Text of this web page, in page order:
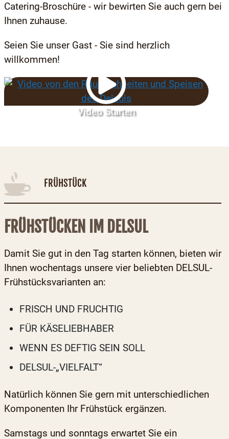
Catering-Broschüre - wir bewirten Sie auch gern bei
Ihnen zuhause.
Seien Sie unser Gast - Sie sind herzlich
willkommen!
Video Starten
FRÜHSTÜCK
FRÜHSTÜCKEN IM DELSUL
Damit Sie gut in den Tag starten können, bieten wir
Ihnen wochentags unsere vier beliebten DELSUL-
Frühstücksvarianten an:
FRISCH UND FRUCHTIG
FÜR KÄSELIEBHABER
WENN ES DEFTIG SEIN SOLL
DELSUL-„VIELFALT“
Natürlich können Sie gern mit unterschiedlichen
Komponenten Ihr Frühstück ergänzen.
Samstags und sonntags erwartet Sie ein